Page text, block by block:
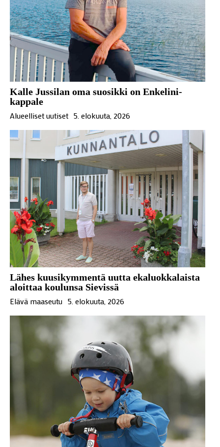
Kalle Jussilan oma suosikki on Enkelini-
kappale
Alueelliset uutiset 5. elokuuta, 2026
Lähes kuusikymmentä uutta ekaluokkalaista
aloittaa koulunsa Sievissä
Elävä maaseutu 5. elokuuta, 2026